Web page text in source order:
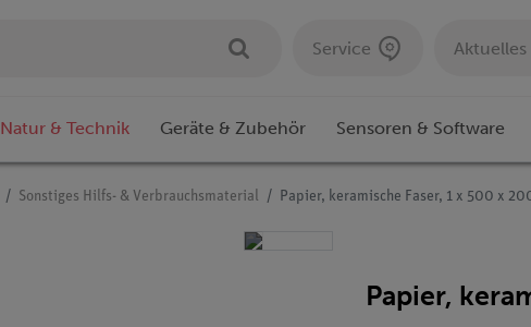
Service Aktuelles
Natur & Technik Geräte & Zubehör Sensoren & Software
Sonstiges Hilfs- & Verbrauchsmaterial Papier, keramische Faser, 1 x 500 x
Papier,